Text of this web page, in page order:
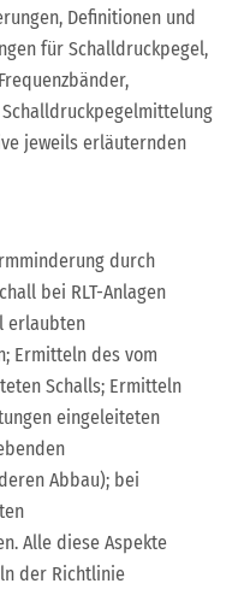
Definitionen und
für Schalldruckpegel,
jeweils erläuternden
durch
bei RLT-Anlagen
erlaubten
Ermitteln des vom
Schalls; Ermitteln
eingeleiteten
Abbau); bei
Alle diese Aspekte
der Richtlinie